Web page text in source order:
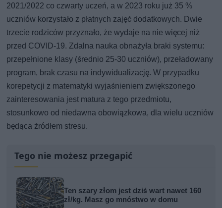
2021/2022 co czwarty uczeń, a w 2023 roku już 35 %
uczniów korzystało z płatnych zajęć dodatkowych. Dwie
trzecie rodziców przyznało, że wydaje na nie więcej niż
przed COVID-19. Zdalna nauka obnażyła braki systemu:
przepełnione klasy (średnio 25-30 uczniów), przeładowany
program, brak czasu na indywidualizację. W przypadku
korepetycji z matematyki wyjaśnieniem zwiększonego
zainteresowania jest matura z tego przedmiotu,
stosunkowo od niedawna obowiązkowa, dla wielu uczniów
będąca źródłem stresu.
Tego nie możesz przegapić
Ten szary złom jest dziś wart nawet 160
zł/kg. Masz go mnóstwo w domu